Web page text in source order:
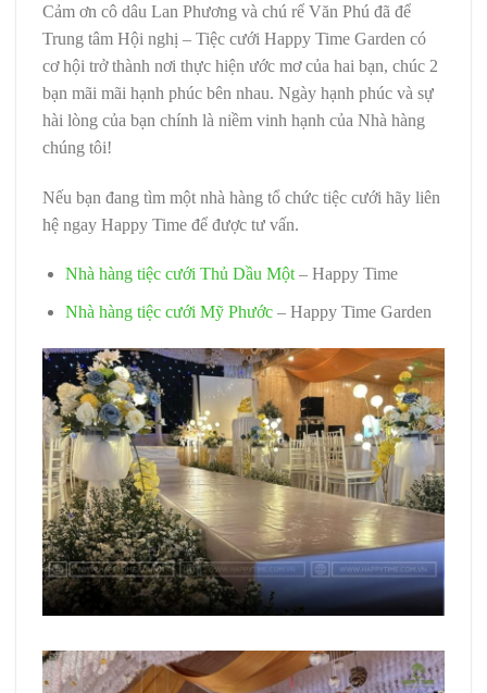
Cảm ơn cô dâu Lan Phương và chú rể Văn Phú đã để
Trung tâm Hội nghị – Tiệc cưới Happy Time Garden có
cơ hội trở thành nơi thực hiện ước mơ của hai bạn, chúc 2
bạn mãi mãi hạnh phúc bên nhau. Ngày hạnh phúc và sự
hài lòng của bạn chính là niềm vinh hạnh của Nhà hàng
chúng tôi!
Nếu bạn đang tìm một nhà hàng tổ chức tiệc cưới hãy liên
hệ ngay Happy Time để được tư vấn.
Nhà hàng tiệc cưới Thủ Dầu Một– Happy Time
Nhà hàng tiệc cưới Mỹ Phước– Happy Time Garden